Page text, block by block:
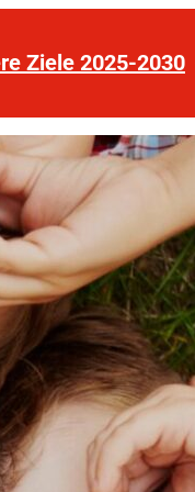
Ziele 2025-2030